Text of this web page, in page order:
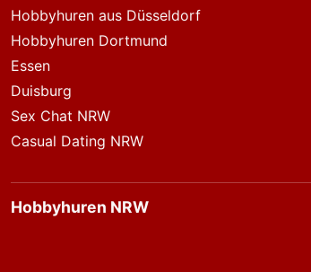
Hobbyhuren aus Düsseldorf
Hobbyhuren Dortmund
Essen
Duisburg
Sex Chat NRW
Casual Dating NRW
Hobbyhuren NRW